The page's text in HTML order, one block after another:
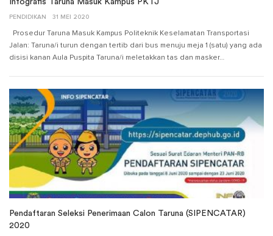
Infografis Taruna Masuk Kampus PKTJ
PENDIDIKAN 31 MEI 2020
Prosedur Taruna Masuk Kampus Politeknik Keselamatan Transportasi
Jalan: Taruna/i turun dengan tertib dari bus menuju meja 1 (satu) yang ada
disisi kanan Aula Puspita Taruna/i meletakkan tas dan masker…
Pendaftaran Seleksi Penerimaan Calon Taruna (SIPENCATAR)
2020